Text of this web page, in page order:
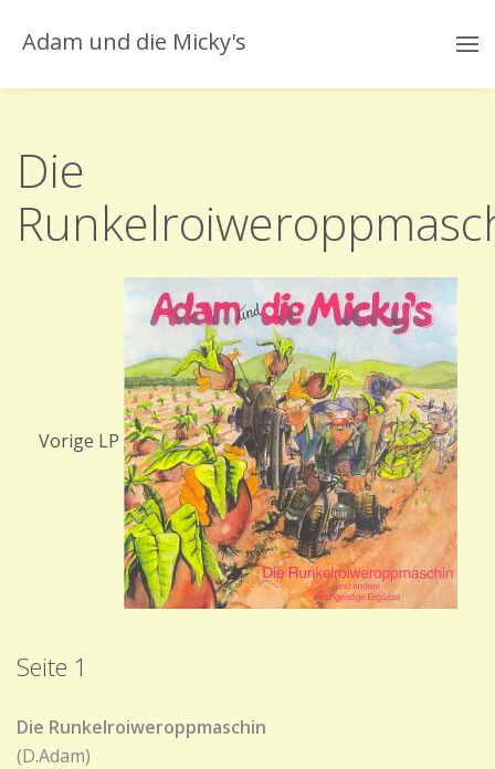
Adam und die Micky's
Die
Vorige LP
Seite 1
Die Runkelroiweroppmaschin
(D.Adam)